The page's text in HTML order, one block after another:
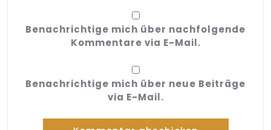
Benachrichtige mich über nachfolgende
Kommentare via E-Mail.
Benachrichtige mich über neue Beiträge
via E-Mail.